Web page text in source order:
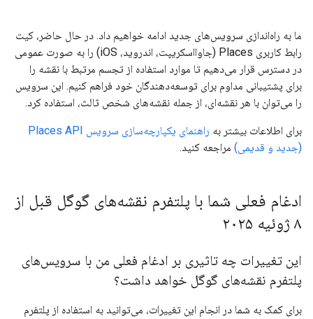
ما به راه‌اندازی سرویس‌های جدید ادامه خواهیم داد. در حال حاضر، کیت
رابط کاربری Places (جاوااسکریپت، اندروید، iOS) را به صورت عمومی
در دسترس قرار می‌دهیم تا موارد استفاده از تجسم مرتبط با نقشه را
برای پشتیبانی مداوم برای توسعه‌دهندگان خود فراهم کنیم. این سرویس
را می‌توان با هر نقشه‌ای، از جمله نقشه‌های شخص ثالث، استفاده کرد.
برای اطلاعات بیشتر به
راهنمای یکپارچه‌سازی سرویس Places API
(جدید و قدیمی) مراجعه کنید.
ادغام فعلی شما با پلتفرم نقشه‌های گوگل قبل از
۸ ژوئیه ۲۰۲۵
این تغییرات چه تاثیری بر ادغام فعلی من با سرویس‌های
پلتفرم نقشه‌های گوگل خواهد داشت؟
برای کمک به شما در انجام این تغییرات، می‌توانید به استفاده از پلتفرم